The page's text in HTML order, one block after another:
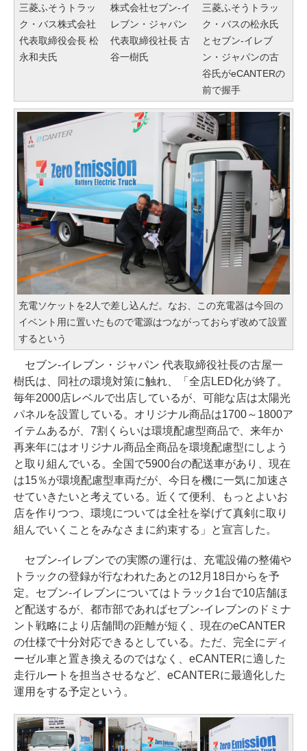
三菱ふそうトラッ
ク・バス株式会社
代表取締役会長 松
永和夫氏
株式会社セブン-イ
レブン・ジャパン
代表取締役社長 古
谷一樹氏
三菱ふそうトラッ
ク・バスの松永氏
とセブン-イレブ
ン・ジャパンの古
谷氏がeCANTERの
前で握手
充電ソケットを2人で差し込んだ。なお、この充電器は今回の
イベント用に置いたもので電源はつながっておらず改めて設置
するという
セブン-イレブン・ジャパン 代表取締役社長の古屋一
樹氏は、同社の環境対策に触れ、「全店LED化が終了。
毎年2000店レベルで出店しているが、可能な店は太陽光
パネルを設置している。オリジナル商品は1700～1800ア
イテムあるが、7割くらいは環境配慮型商品で、来年か
再来年にはオリジナル商品全商品を環境配慮型にしよう
と取り組んでいる。全国で5900台の配送車があり、現在
は15％が環境配慮型車両だが、今日を機に一気に加速さ
せていきたいと考えている。近くて便利、もっとよいお
店を作りつつ、環境については全社を挙げて真剣に取り
組んでいくことをみなさまに約束する」と宣言した。
セブン-イレブンでの実際の運行は、充電設備の整備や
トラックの登録が行なわれたあとの12月18日からを予
定。セブン-イレブンについてはトラック1台で10店舗ほ
ど配送するが、都市部であればセブン-イレブンのドミナ
ント戦略により店舗間の距離が短く、現在のeCANTER
の仕様で十分対応できるとしている。ただ、完全にディ
ーゼル車と置き換えるのではなく、eCANTERに適した
走行ルートを担当させるなど、eCANTERに最適化した
運用をする予定という。